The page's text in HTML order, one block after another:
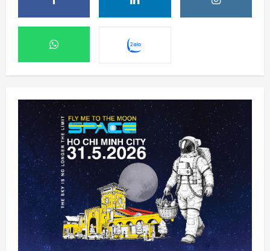
2
Phi hành gia NASA đi bộ ngoài không gian
để nâng cấp hệ thống điện ISS
8 Tháng 8 2026, 08:47
Đến lượt mô hình AI của Moonshot thoát
khỏi môi trường thử nghiệm